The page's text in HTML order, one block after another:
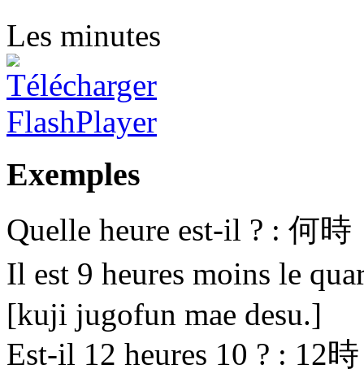
Les minutes
Exemples
Quelle heure est-il ? : 何
Il est 9 heures moins le
[kuji jugofun mae desu.]
Est-il 12 heures 10 ? :